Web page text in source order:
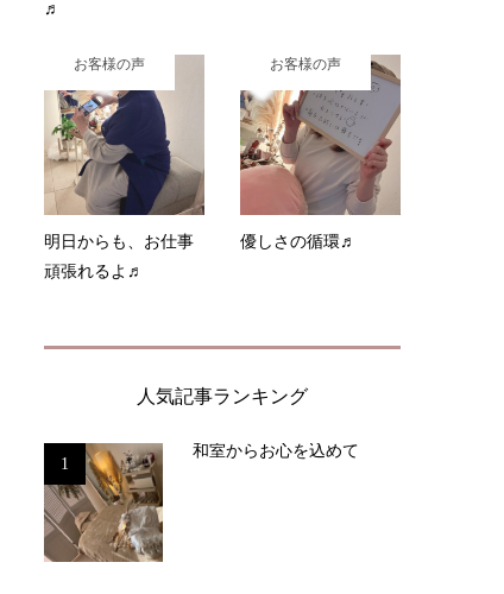
♬
お客様の声
明日からも、お仕事
頑張れるよ♬
お客様の声
優しさの循環♬
人気記事ランキング
1
和室からお心を込めて